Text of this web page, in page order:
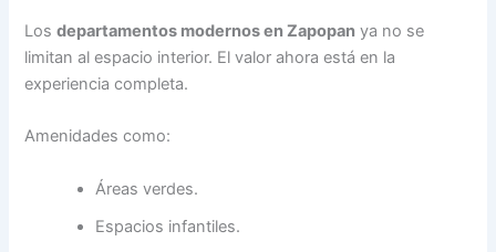
Losdepartamentos modernos en Zapopan ya no se
limitan al espacio interior. El valor ahora está en la
experiencia completa.
Amenidades como:
Áreas verdes.
Espacios infantiles.